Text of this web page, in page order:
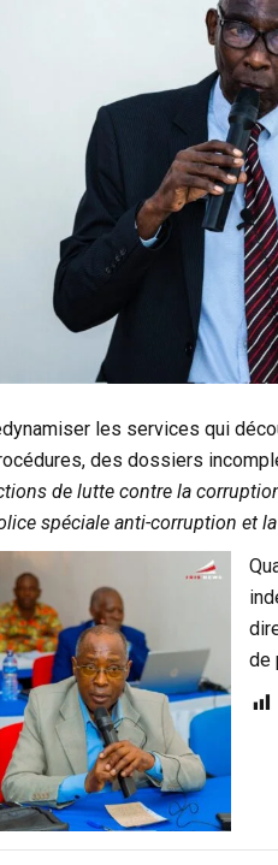
les services qui
des dossiers
de lutte contre la
spéciale anti-corruption et
de